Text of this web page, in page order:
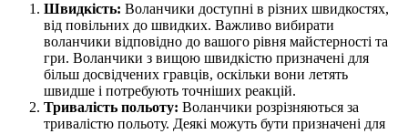
Швидкість: Воланчики доступні в різних швидкостях,
від повільних до швидких. Важливо вибирати
воланчики відповідно до вашого рівня майстерності та
гри. Воланчики з вищою швидкістю призначені для
більш досвідчених гравців, оскільки вони летять
швидше і потребують точніших реакцій.
Тривалість польоту: Воланчики розрізняються за
тривалістю польоту. Деякі можуть бути призначені для